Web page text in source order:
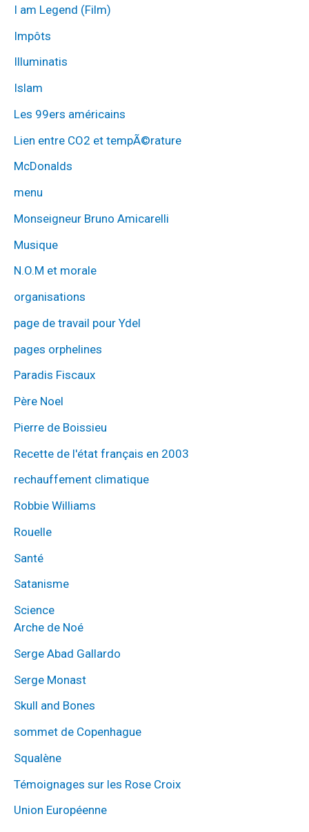
I am Legend (Film)
Impôts
Illuminatis
Islam
Les 99ers américains
Lien entre CO2 et tempÃ©rature
McDonalds
menu
Monseigneur Bruno Amicarelli
Musique
N.O.M et morale
organisations
page de travail pour Ydel
pages orphelines
Paradis Fiscaux
Père Noel
Pierre de Boissieu
Recette de l'état français en 2003
rechauffement climatique
Robbie Williams
Rouelle
Santé
Satanisme
Science
Arche de Noé
Serge Abad Gallardo
Serge Monast
Skull and Bones
sommet de Copenhague
Squalène
Témoignages sur les Rose Croix
Union Européenne